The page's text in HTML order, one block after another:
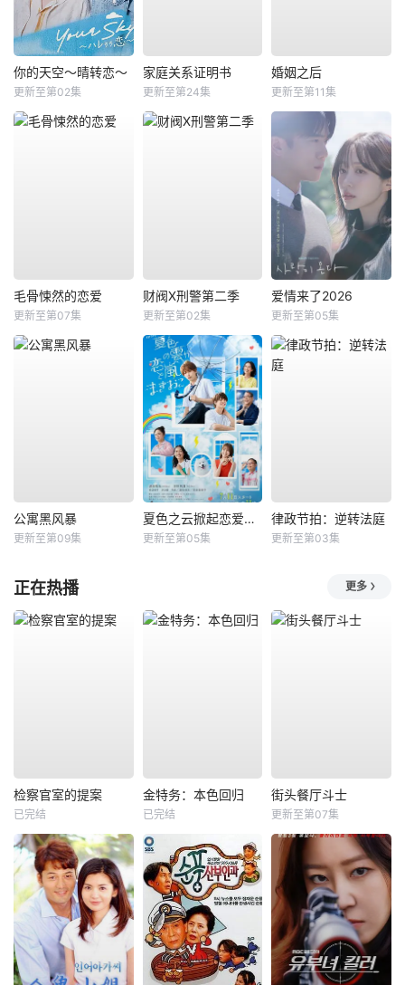
你的天空～晴转恋～
更新至第02集
家庭关系证明书
更新至第24集
婚姻之后
更新至第11集
毛骨悚然的恋爱
更新至第07集
财阀X刑警第二季
更新至第02集
爱情来了2026
更新至第05集
公寓黑风暴
更新至第09集
夏色之云掀起恋爱与风暴
更新至第05集
律政节拍：逆转法庭
更新至第03集
正在热播 更多
检察官室的提案
已完结
金特务：本色回归
已完结
街头餐厅斗士
更新至第07集